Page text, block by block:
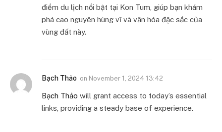
điểm du lịch nổi bật tại Kon Tum, giúp bạn khám
phá cao nguyên hùng vĩ và văn hóa đặc sắc của
vùng đất này.
Bạch Thảo on November 1, 2024 13:42
Bạch Thảo will grant access to today’s essential
links, providing a steady base of experience.